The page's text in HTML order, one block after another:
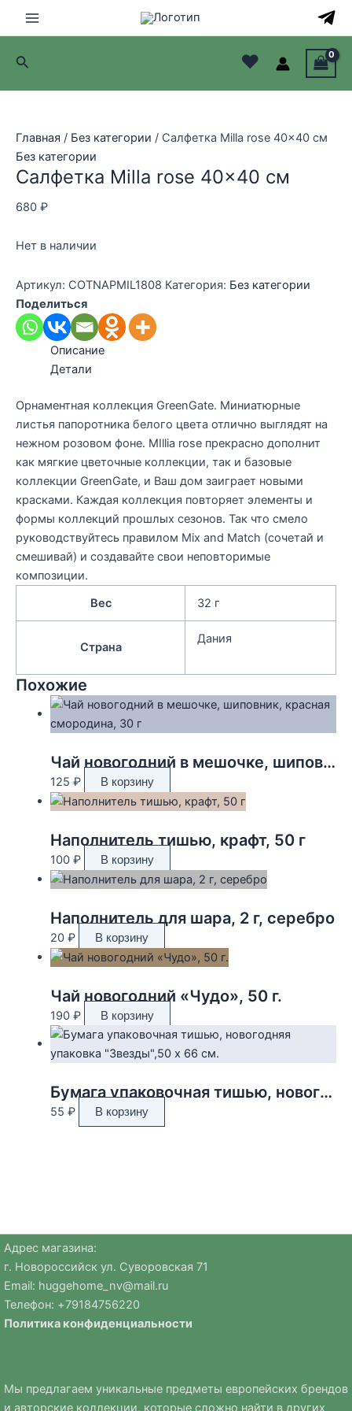
Main
Menu
Поиск ♥
Главная / Без категории / Салфетка Milla rose 40×40 см
Без категории
Салфетка Milla rose 40×40 см
680 ₽
Нет в наличии
Артикул: COTNAPMIL1808 Категория: Без категории
Поделиться
Описание
Детали
Орнаментная коллекция GreenGate. Миниатюрные
листья папоротника белого цвета отлично выглядят на
нежном розовом фоне. MIllia rose прекрасно дополнит
как мягкие цветочные коллекции, так и базовые
коллекции GreenGate, и Ваш дом заиграет новыми
красками. Каждая коллекция повторяет элементы и
формы коллекций прошлых сезонов. Так что смело
руководствуйтесь правилом Mix and Match (сочетай и
смешивай) и создавайте свои неповторимые
композиции.
Вес
32 г
Страна
Дания
Похожие
Чай новогодний в мешочке, шиповник, красная смородина, 30 г
125 ₽ В корзину
Наполнитель тишью, крафт, 50 г
100 ₽ В корзину
Наполнитель для шара, 2 г, серебро
20 ₽ В корзину
Чай новогодний «Чудо», 50 г.
190 ₽ В корзину
Бумага упаковочная тишью, новогодняя упаковка «Звезды»,50 х 66 см.
55 ₽ В корзину
Адрес магазина:
г. Новороссийск ул. Суворовская 71
Email: huggehome_nv@mail.ru
Телефон: +79184756220
Политика конфиденциальности
Мы предлагаем уникальные предметы европейских брендов